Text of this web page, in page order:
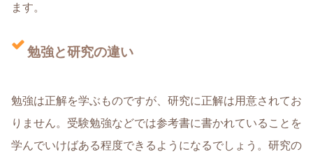
ます。
勉強と研究の違い
勉強は正解を学ぶものですが、研究に正解は用意されてお
りません。受験勉強などでは参考書に書かれていることを
学んでいけばある程度できるようになるでしょう。研究の